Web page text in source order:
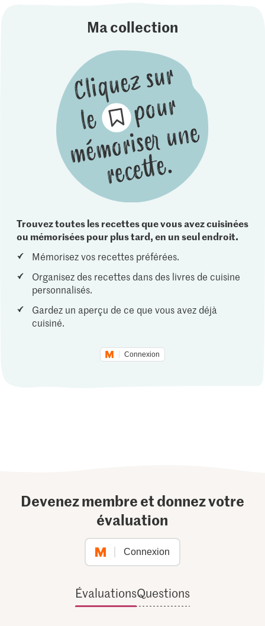
Ma collection
Trouvez toutes les recettes que vous avez cuisinées
ou mémorisées pour plus tard, en un seul endroit.
Mémorisez vos recettes préférées.
Organisez des recettes dans des livres de cuisine
personnalisés.
Gardez un aperçu de ce que vous avez déjà
cuisiné.
Connexion
Devenez membre et donnez votre
évaluation
Connexion
ÉvaluationsQuestions